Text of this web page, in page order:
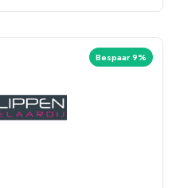
Bespaar 9%